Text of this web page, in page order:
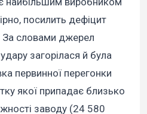
посилить дефіцит
За словами джерел
загорілася й була
первинної перегонки
якої припадає близько
заводу (24 580